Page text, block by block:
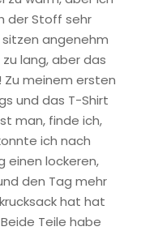
der Stoff sehr
angenehm
lang, aber das
meinem ersten
und das T-Shirt
man, finde ich,
ich nach
einen lockeren,
den Tag mehr
hat hat
Teile habe